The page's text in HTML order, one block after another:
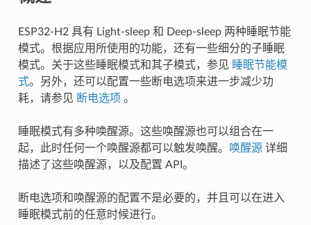
ESP32-H2 具有 Light-sleep 和 Deep-sleep 两种睡眠节能
模式。根据应用所使用的功能，还有一些细分的子睡眠
模式。关于这些睡眠模式和其子模式，参见 睡眠节能模
式。另外，还可以配置一些断电选项来进一步减少功
耗，请参见 断电选项 。
睡眠模式有多种唤醒源。这些唤醒源也可以组合在一
起，此时任何一个唤醒源都可以触发唤醒。
唤醒源 详细
描述了这些唤醒源，以及配置 API。
断电选项和唤醒源的配置不是必要的，并且可以在进入
睡眠模式前的任意时候进行。